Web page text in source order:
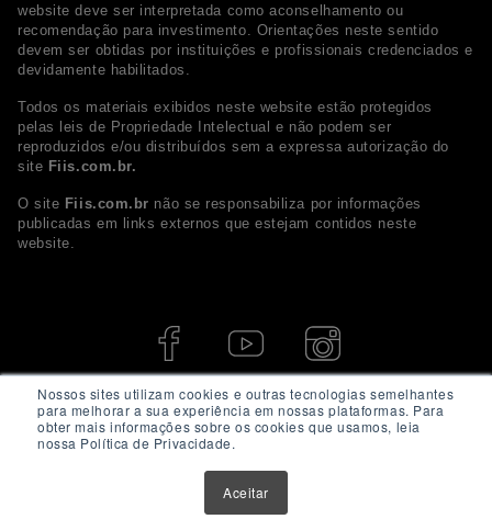
Nossos sites utilizam cookies e outras tecnologias semelhantes
para melhorar a sua experiência em nossas plataformas. Para
obter mais informações sobre os cookies que usamos, leia
nossa Política de Privacidade.
Aceitar
website deve ser interpretada como aconselhamento ou
recomendação para investimento. Orientações neste sentido
devem ser obtidas por instituições e profissionais credenciados e
devidamente habilitados.
Todos os materiais exibidos neste website estão protegidos
pelas leis de Propriedade Intelectual e não podem ser
reproduzidos e/ou distribuídos sem a expressa autorização do
site Fiis.com.br.
O site Fiis.com.br não se responsabiliza por informações
publicadas em links externos que estejam contidos neste
website.
© 2026 - Fiis.com.br. Todos os direitos Reservados.